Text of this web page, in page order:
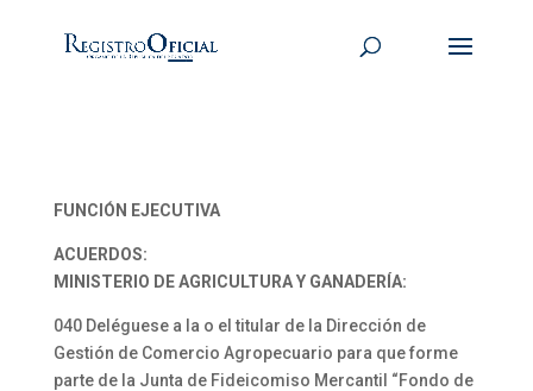
FUNCIÓN EJECUTIVA
ACUERDOS:
MINISTERIO DE AGRICULTURA Y GANADERÍA:
040 Deléguese a la o el titular de la Dirección de
Gestión de Comercio Agropecuario para que forme
parte de la Junta de Fideicomiso Mercantil “Fondo de